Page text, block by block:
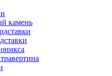
камень